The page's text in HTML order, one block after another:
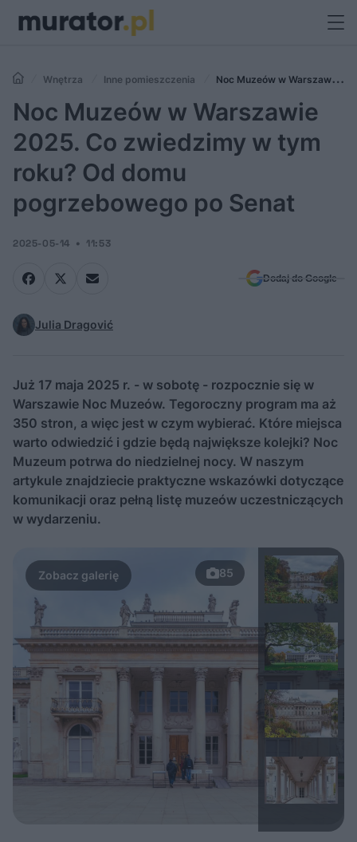
Wnętrza Inne pomieszczenia
Noc Muzeów w Warszawie
2025. Co zwiedzimy w tym roku? Od domu pogrzebowego po Senat
Noc Muzeów w Warszawie
2025. Co zwiedzimy w tym
roku? Od domu
pogrzebowego po Senat
2025-05-14 11:53
Dodaj do Google
Julia Dragović
Już 17 maja 2025 r. - w sobotę - rozpocznie się w
Warszawie Noc Muzeów. Tegoroczny program ma aż
350 stron, a więc jest w czym wybierać. Które miejsca
warto odwiedzić i gdzie będą największe kolejki? Noc
Muzeum potrwa do niedzielnej nocy. W naszym
artykule znajdziecie praktyczne wskazówki dotyczące
komunikacji oraz pełną listę muzeów uczestniczących
w wydarzeniu.
85